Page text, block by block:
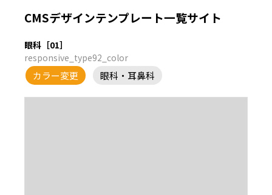
CMSデザインテンプレート一覧サイト
眼科［01］
responsive_type92_color
眼科・耳鼻科
カラー変更